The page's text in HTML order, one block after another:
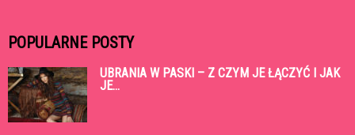
POPULARNE POSTY
UBRANIA W PASKI – Z CZYM JE ŁĄCZYĆ I JAK
JE...